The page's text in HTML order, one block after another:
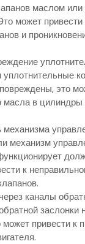
маслом
может
и
уплотнительные
это
масла в
механизма
механизм
к
каналы
заслонки
привести к